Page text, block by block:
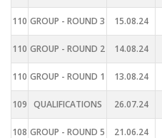
110 GROUP - ROUND 3 15.08.24
110 GROUP - ROUND 2 14.08.24
110 GROUP - ROUND 1 13.08.24
109 QUALIFICATIONS 26.07.24
108 GROUP - ROUND 5 21.06.24